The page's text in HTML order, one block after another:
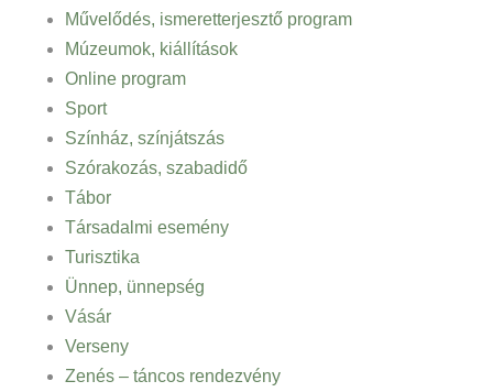
Művelődés, ismeretterjesztő program
Múzeumok, kiállítások
Online program
Sport
Színház, színjátszás
Szórakozás, szabadidő
Tábor
Társadalmi esemény
Turisztika
Ünnep, ünnepség
Vásár
Verseny
Zenés – táncos rendezvény